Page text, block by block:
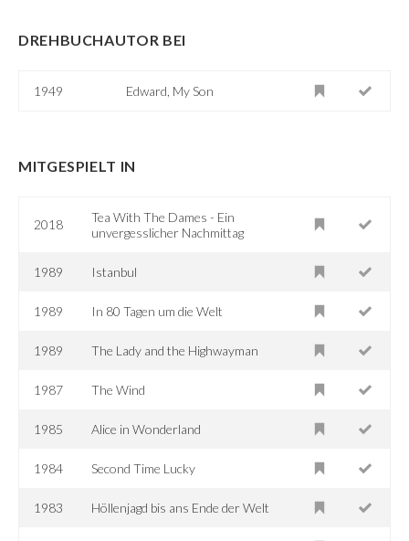
DREHBUCHAUTOR BEI
1949 Edward, My Son
MITGESPIELT IN
2018
Tea With The Dames - Ein
unvergesslicher Nachmittag
1989 Istanbul
1989 In 80 Tagen um die Welt
1989 The Lady and the Highwayman
1987 The Wind
1985 Alice in Wonderland
1984 Second Time Lucky
1983 Höllenjagd bis ans Ende der Welt